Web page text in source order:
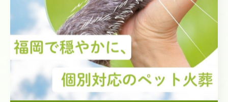
< 前のページ 一覧に戻る 次のページ >
関連タグ